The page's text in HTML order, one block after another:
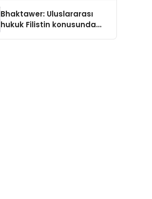
Sindirildiğini Ortaya Koydu
Bhaktawer: Uluslararası
hukuk Filistin konusunda